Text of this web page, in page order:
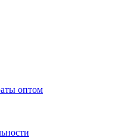
оптом